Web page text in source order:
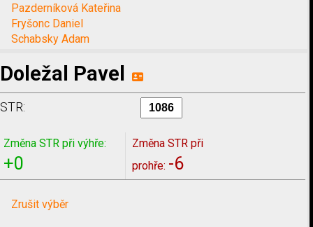
Pazderníková Kateřina
Fryšonc Daniel
Schabsky Adam
Doležal Pavel
STR:
Změna STR při výhře:
+0
Změna STR při
prohře: -6
Zrušit výběr